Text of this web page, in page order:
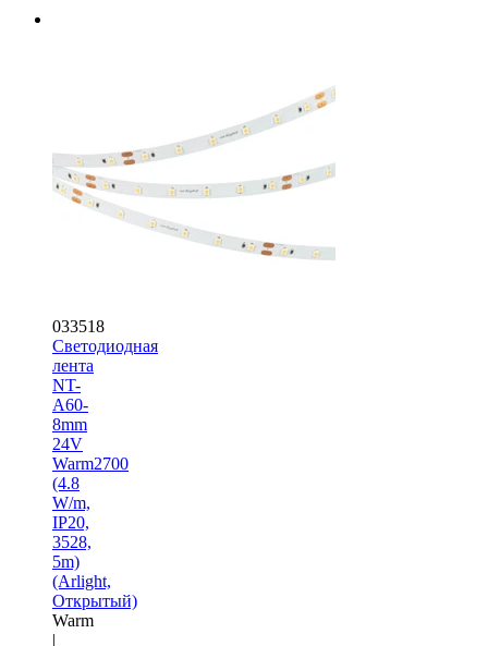
033518
Светодиодная
лента
NT-
A60-
8mm
24V
Warm2700
(4.8
W/m,
IP20,
3528,
5m)
(Arlight,
Открытый)
Warm
|